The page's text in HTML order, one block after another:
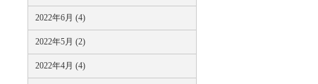
2022年6月 (4)
2022年5月 (2)
2022年4月 (4)